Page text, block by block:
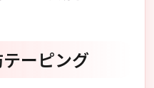
ーピング